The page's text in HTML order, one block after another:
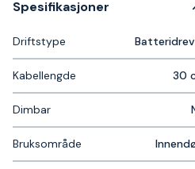
Spesifikasjoner
Driftstype
Kabellengde 30
Dimbar
Bruksområde